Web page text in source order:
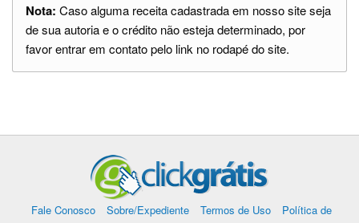
Nota: Caso alguma receita cadastrada em nosso site seja
de sua autoria e o crédito não esteja determinado, por
favor entrar em contato pelo link no rodapé do site.
Fale Conosco Sobre/Expediente Termos de Uso
Política de